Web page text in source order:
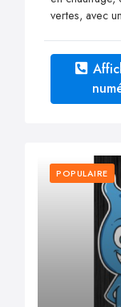
vertes, avec
POPULAIRE